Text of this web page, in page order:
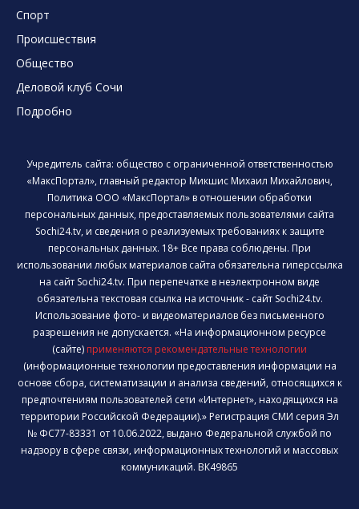
Спорт
Происшествия
Общество
Деловой клуб Сочи
Подробно
Учредитель сайта: общество с ограниченной ответственностью
«МаксПортал», главный редактор Микшис Михаил Михайлович,
Политика ООО «МаксПортал» в отношении обработки
персональных данных, предоставляемых пользователями сайта
Sochi24.tv, и сведения о реализуемых требованиях к защите
персональных данных. 18+ Все права соблюдены. При
использовании любых материалов сайта обязательна гиперссылка
на сайт Sochi24.tv. При перепечатке в неэлектронном виде
обязательна текстовая ссылка на источник - сайт Sochi24.tv.
Использование фото- и видеоматериалов без письменного
разрешения не допускается. «На информационном ресурсе
(сайте) применяются рекомендательные технологии
(информационные технологии предоставления информации на
основе сбора, систематизации и анализа сведений, относящихся к
предпочтениям пользователей сети «Интернет», находящихся на
территории Российской Федерации).» Регистрация СМИ серия Эл
№ ФС77-83331 от 10.06.2022, выдано Федеральной службой по
надзору в сфере связи, информационных технологий и массовых
коммуникаций. ВК49865